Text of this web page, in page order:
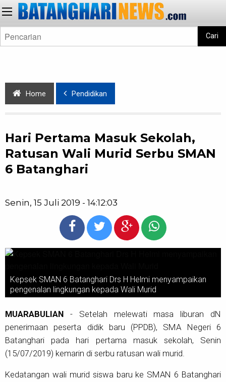
Cari
Home Pendidikan
Hari Pertama Masuk Sekolah,
Ratusan Wali Murid Serbu SMAN
6 Batanghari
Senin, 15 Juli 2019 - 14:12:03
Kepsek SMAN 6 Batanghari Drs H Helmi menyampaikan
pengenalan lingkungan kepada Wali Murid
MUARABULIAN - Setelah melewati masa liburan dN
penerimaan peserta didik baru (PPDB), SMA Negeri 6
Batanghari pada hari pertama masuk sekolah, Senin
(15/07/2019) kemarin di serbu ratusan wali murid.
Kedatangan wali murid siswa baru ke SMAN 6 Batanghari